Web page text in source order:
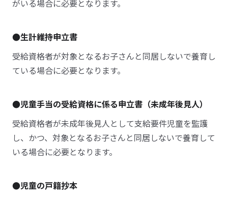
がいる場合に必要となります。
●生計維持申立書
受給資格者が対象となるお子さんと同居しないで養育し
ている場合に必要となります。
●児童手当の受給資格に係る申立書（未成年後見人）
受給資格者が未成年後見人として支給要件児童を監護
し、かつ、対象となるお子さんと同居しないで養育して
いる場合に必要となります。
●児童の戸籍抄本